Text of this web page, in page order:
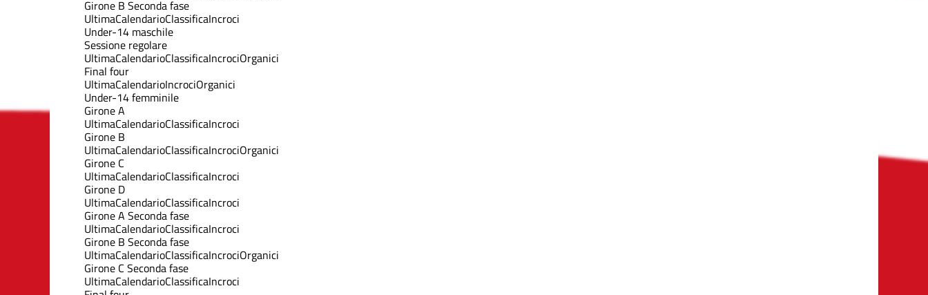
Girone B Seconda fase
UltimaCalendarioClassificaIncroci
Under-14 maschile
Sessione regolare
UltimaCalendarioClassificaIncrociOrganici
Final four
UltimaCalendarioIncrociOrganici
Under-14 femminile
Girone A
UltimaCalendarioClassificaIncroci
Girone B
UltimaCalendarioClassificaIncrociOrganici
Girone C
UltimaCalendarioClassificaIncroci
Girone D
UltimaCalendarioClassificaIncroci
Girone A Seconda fase
UltimaCalendarioClassificaIncroci
Girone B Seconda fase
UltimaCalendarioClassificaIncrociOrganici
Girone C Seconda fase
UltimaCalendarioClassificaIncroci